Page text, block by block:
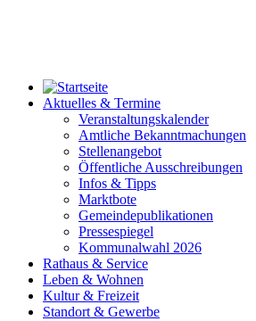
Aktuelles & Termine
Veranstaltungskalender
Amtliche Bekanntmachungen
Stellenangebot
Öffentliche Ausschreibungen
Infos & Tipps
Marktbote
Gemeindepublikationen
Pressespiegel
Kommunalwahl 2026
Rathaus & Service
Leben & Wohnen
Kultur & Freizeit
Standort & Gewerbe